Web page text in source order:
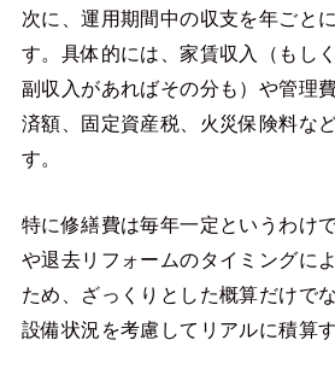
次に、運用期間中の収支を年ごと
す。具体的には、家賃収入（もし
副収入があればその分も）や管理
済額、固定資産税、火災保険料な
す。
特に修繕費は毎年一定というわけ
や退去リフォームのタイミングに
ため、ざっくりとした概算だけで
設備状況を考慮してリアルに積算